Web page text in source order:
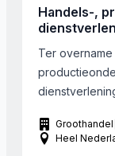
verplaatsbaar
Breda-
‘shared
Handels-,
Ter
Midden-
Rotterdam/
Groothandel
Heel